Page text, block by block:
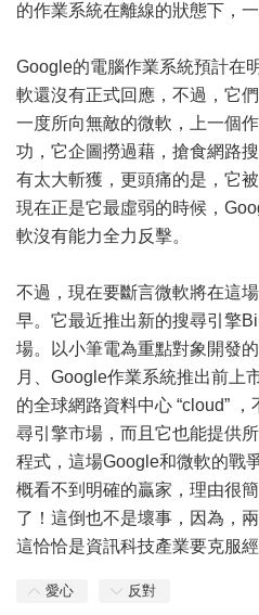
的作業系統在離線的狀態下，一
Google的電腦作業系統預計在
軟還沒有正式回應，不過，它
一度所向無敵的微軟，上一個
功，它企圖撈過藉，搶食網路
有太大斬獲，更頭痛的是，它被
現在正是它最虛弱的時候，
軟沒有能力全力反擊。
不過，現在要斷言微軟將在這
早。它最近推出新的搜尋引擎
場。以小筆電為重點對象開發
月、Google作業系統推出前上
的全球網路資料中心 “cloud”
尋引擎市場，而且它也能提供
程式，這場Google和微軟的戰
概看不到明確的贏家，理由很
了！這倒也不是壞事，因為，
這恰恰是資訊科技產業要克服
愛心 反對